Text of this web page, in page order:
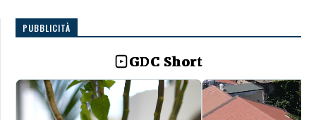
PUBBLICITÀ
GDC Short